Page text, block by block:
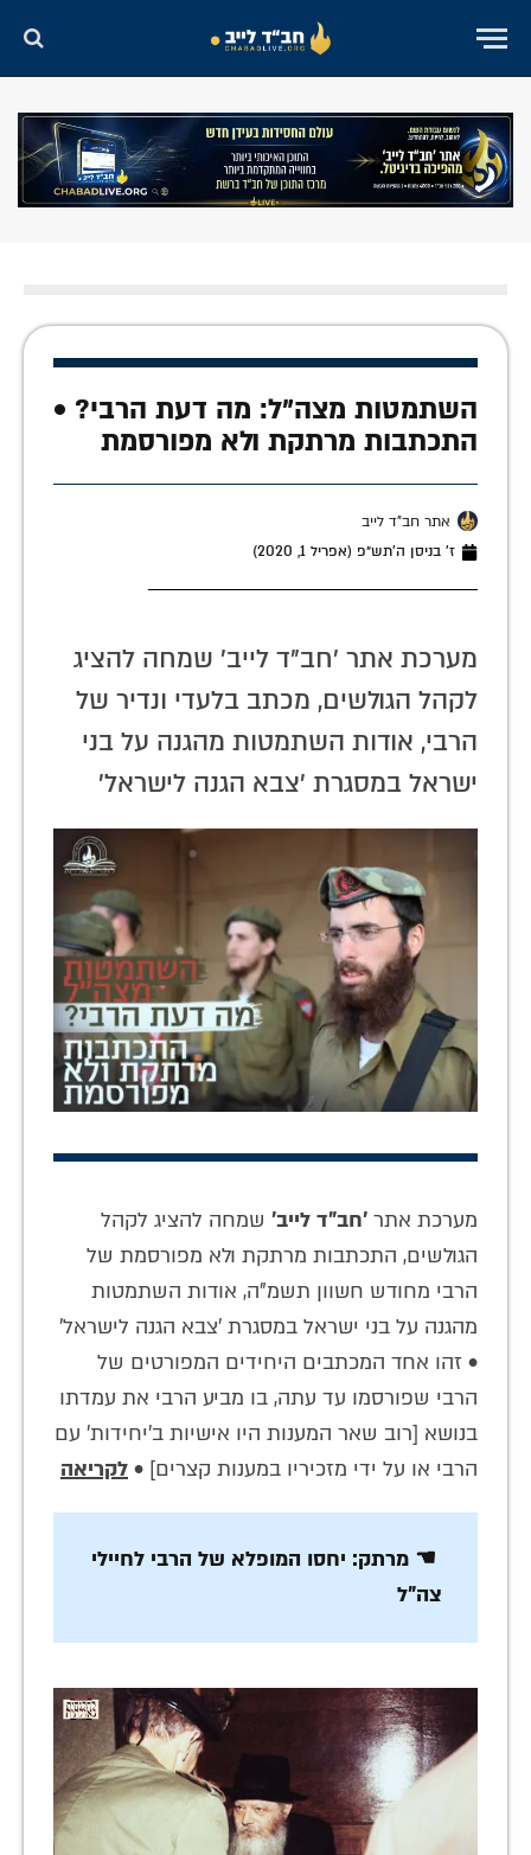
השתמטות מצה"ל: מה דעת הרבי? •
התכתבות מרתקת ולא מפורסמת
אתר חב"ד לייב
ז׳ בניסן ה׳תש״פ (אפריל 1, 2020)
מערכת אתר 'חב"ד לייב' שמחה להציג
לקהל הגולשים, מכתב בלעדי ונדיר של
הרבי, אודות השתמטות מהגנה על בני
ישראל במסגרת 'צבא הגנה לישראל'
מערכת אתר 'חב"ד לייב' שמחה להציג לקהל
הגולשים, התכתבות מרתקת ולא מפורסמת של
הרבי מחודש חשוון תשמ"ה, אודות השתמטות
מהגנה על בני ישראל במסגרת 'צבא הגנה לישראל'
• זהו אחד המכתבים היחידים המפורטים של
הרבי שפורסמו עד עתה, בו מביע הרבי את עמדתו
בנושא [רוב שאר המענות היו אישיות ב'יחידות' עם
הרבי או על ידי מזכיריו במענות קצרים] • לקריאה
☚ מרתק: יחסו המופלא של הרבי לחיילי
צה"ל